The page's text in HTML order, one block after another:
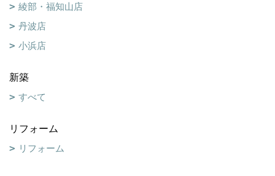
綾部・福知山店
丹波店
小浜店
新築
すべて
リフォーム
リフォーム